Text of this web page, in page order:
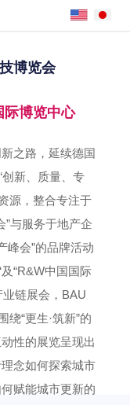
博览会
际博览中心
之路，延续德国
新、质量、专
源，整合专注于
”与服务于地产企
峰会”的品牌活动
“R&W中国国际
业链展会，BAU
“更生·筑新”的
性的展览呈现出
念如何探索城市
赋能城市更新的